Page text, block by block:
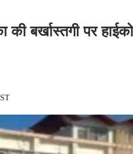
की बर्खास्तगी पर